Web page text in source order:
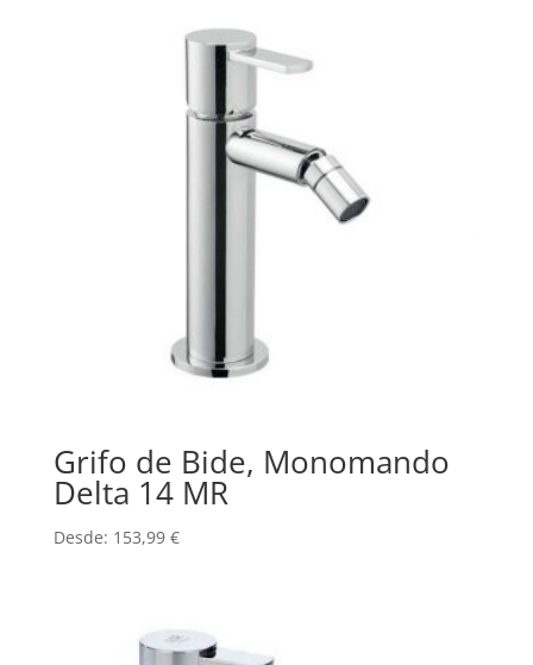
Grifo de Bide, Monomando
Delta 14 MR
Desde: 153,99 €